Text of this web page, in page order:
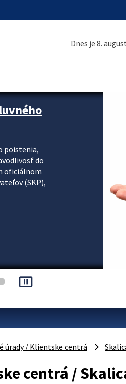
Dnes je 8.
poistenia,
do
oficiálnom
(SKP),
pause_presentation
úrady / Klientske centrá
centrá /